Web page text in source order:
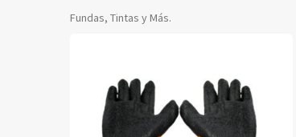
Fundas, Tintas y Más.